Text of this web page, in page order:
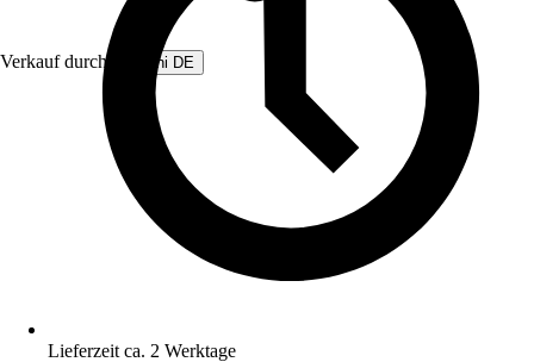
Verkauf durch: Beliani DE
Lieferzeit ca. 2 Werktage